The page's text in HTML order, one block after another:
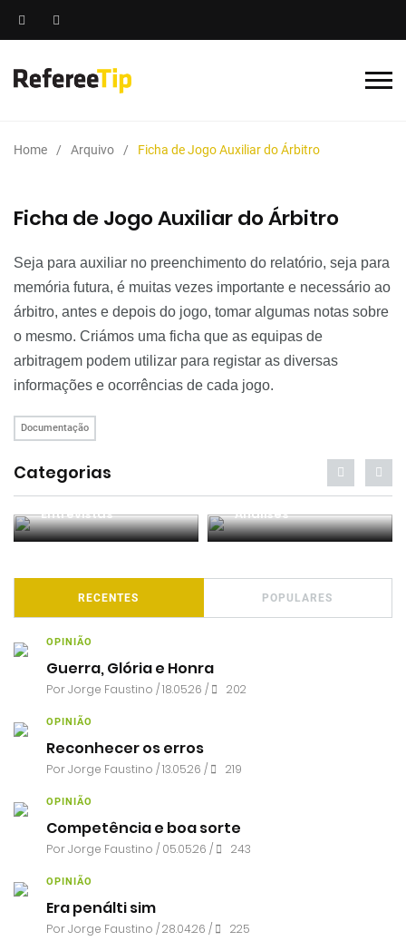
Home Arquivo Ficha de Jogo Auxiliar do Árbitro
Ficha de Jogo Auxiliar do Árbitro
Seja para auxiliar no preenchimento do relatório, seja para
memória futura, é muitas vezes importante e necessário ao
árbitro, antes e depois do jogo, tomar algumas notas sobre
o mesmo. Criámos uma ficha que as equipas de
arbitragem podem utilizar para registar as diversas
informações e ocorrências de cada jogo.
Documentação
Categorias
Entrevistas Análises
RECENTES POPULARES
OPINIÃO
Guerra, Glória e Honra
PorJorge Faustino / 18.05.26 / 202
OPINIÃO
Reconhecer os erros
PorJorge Faustino / 13.05.26 / 219
OPINIÃO
Competência e boa sorte
PorJorge Faustino / 05.05.26 / 243
OPINIÃO
Era penálti sim
PorJorge Faustino / 28.04.26 / 225